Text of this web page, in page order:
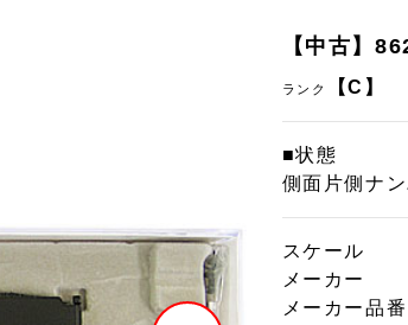
【中古】
ランク 【C】
■状態
側面片側ナ
スケール
メーカー
メーカー品番